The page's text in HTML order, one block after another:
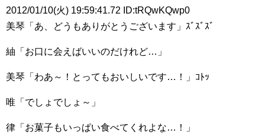
2012/01/10(火) 19:59:41.72 ID:tRQwKQwp0
美琴「あ、どうもありがとうございます」ｽﾞｽﾞｽﾞ
紬「お口に会えばいいのだけれど…」
美琴「わあ～！とってもおいしいです…！」ｺﾄｯ
唯「でしょでしょ～」
律「お菓子もいっぱい食べてくれよな…！」